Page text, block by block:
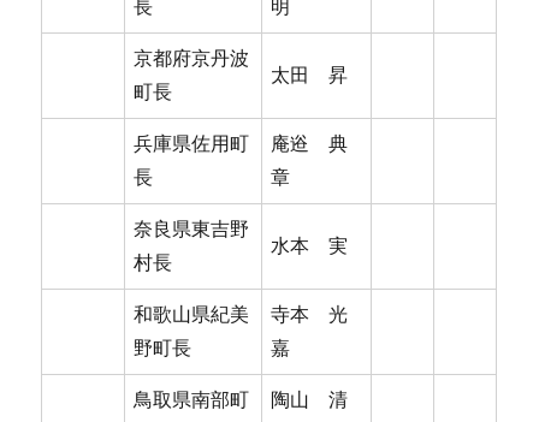
長
明
京都府京丹波
町長
太田 昇
兵庫県佐用町
長
庵逧 典
章
奈良県東吉野
村長
水本 実
和歌山県紀美
野町長
寺本 光
嘉
鳥取県南部町
陶山 清